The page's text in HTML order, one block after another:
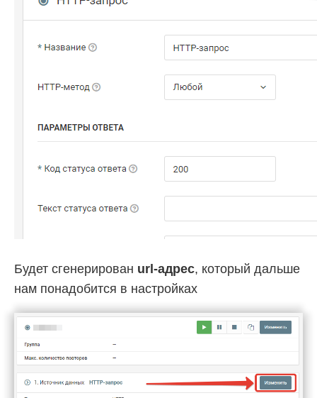
Будет сгенерирован url-адрес, который дальше
нам понадобится в настройках